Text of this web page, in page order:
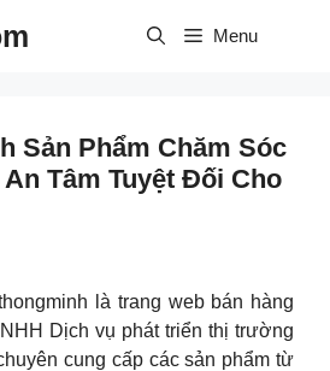
Menu
Sản Phẩm Chăm Sóc
Tâm Tuyệt Đối Cho
là trang web bán hàng
Dịch vụ phát triển thị trường
cung cấp các sản phẩm từ